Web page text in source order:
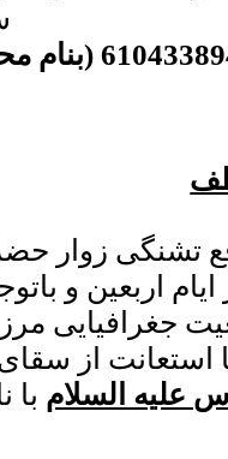
محمدرضا حاجی غلامی )
تشنگی زوار
اربعین و
جغرافیایی
، از سال 1401 با
علیه السلام با